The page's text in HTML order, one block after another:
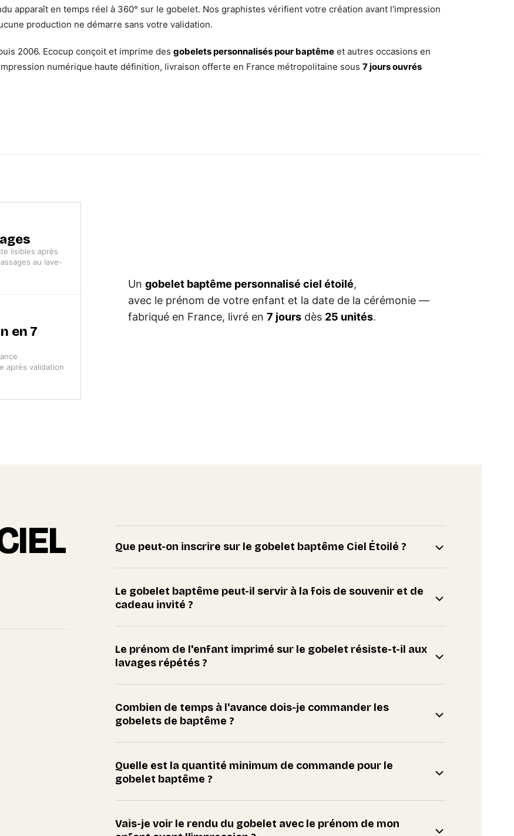
apparaît en temps réel à 360° sur le gobelet. Nos graphistes vérifient votre création avant l'impression
production ne démarre sans votre validation.
2006. Ecocup conçoit et imprime des gobelets personnalisés pour baptêmeet autres occasions en
numérique haute définition, livraison offerte en France métropolitaine sous 7 jours ouvrés
lisibles après
au lave-
en 7
après validation
Ungobelet baptême personnalisé ciel étoilé,
avec le prénom de votre enfant et la date de la cérémonie —
fabriqué en France, livré en7 jours dès 25 unités.
Que peut-on inscrire sur le gobelet baptême Ciel Étoilé ?
Le gobelet baptême peut-il servir à la fois de souvenir et de
cadeau invité ?
Le prénom de l'enfant imprimé sur le gobelet résiste-t-il aux
lavages répétés ?
Combien de temps à l'avance dois-je commander les
gobelets de baptême ?
Quelle est la quantité minimum de commande pour le
gobelet baptême ?
Vais-je voir le rendu du gobelet avec le prénom de mon